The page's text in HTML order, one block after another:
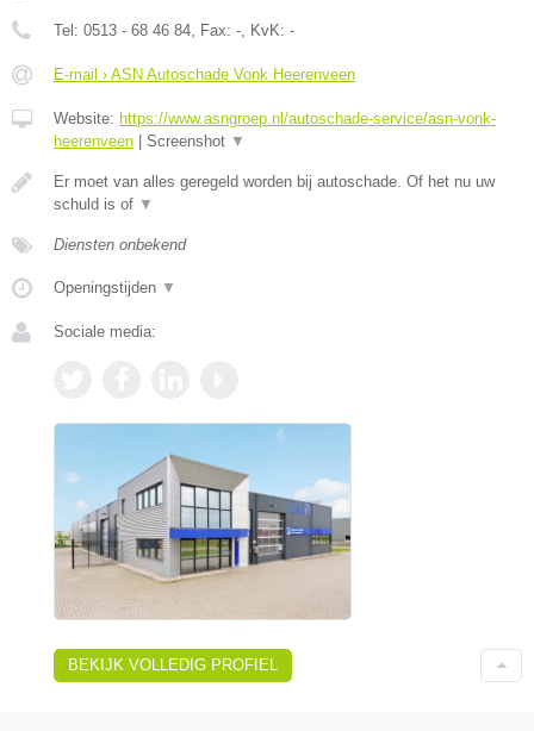
Tel: 0513 - 68 46 84 , Fax: - , KvK: -
E-mail › ASN Autoschade Vonk Heerenveen
Website: https://www.asngroep.nl/autoschade-service/asn-vonk-
heerenveen | Screenshot ▼
Er moet van alles geregeld worden bij autoschade. Of het nu uw
schuld is of ▼
Diensten onbekend
Openingstijden ▼
Sociale media:
BEKIJK VOLLEDIG PROFIEL